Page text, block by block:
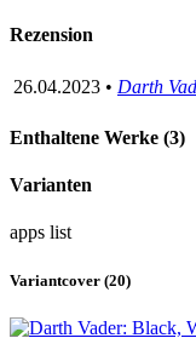
Rezension
26.04.2023 • Darth
Enthaltene Werke (3)
Varianten
apps list
Variantcover (20)